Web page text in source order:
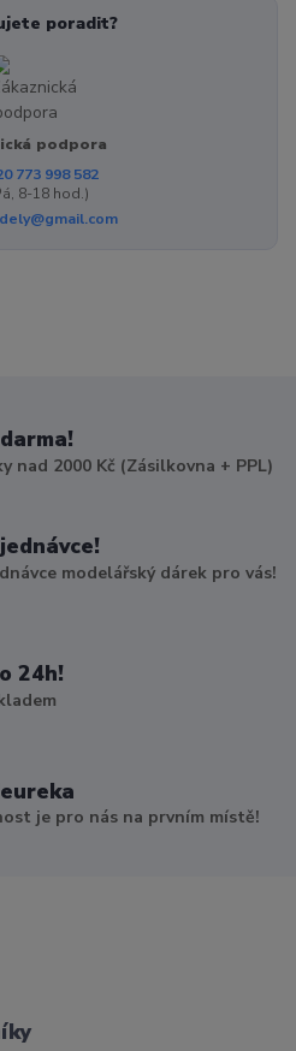
poradit?
podpora
773 998 582
8-18 hod.)
nad 2000 Kč (Zásilkovna + PPL)
modelářský dárek pro vás!
24h!
je pro nás na prvním místě!